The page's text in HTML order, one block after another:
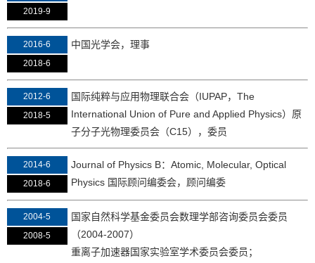
2019-9
2016-6
2018-6
中国光学会，理事
2012-6
2018-5
国际纯粹与应用物理联合会（IUPAP，The
International Union of Pure and Applied Physics）原
子分子光物理委员会（C15），委员
2014-6
2018-6
Journal of Physics B：Atomic, Molecular, Optical
Physics 国际顾问编委会，顾问编委
2004-5
2008-5
国家自然科学基金委员会数理学部咨询委员会委员
（2004-2007）
重离子加速器国家实验室学术委员会委员；